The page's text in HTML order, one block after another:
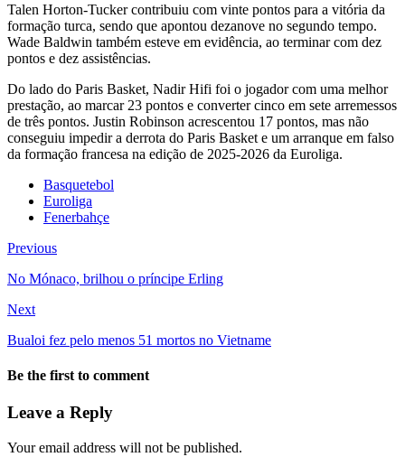
Talen Horton-Tucker contribuiu com vinte pontos para a vitória da
formação turca, sendo que apontou dezanove no segundo tempo.
Wade Baldwin também esteve em evidência, ao terminar com dez
pontos e dez assistências.
Do lado do Paris Basket, Nadir Hifi foi o jogador com uma melhor
prestação, ao marcar 23 pontos e converter cinco em sete arremessos
de três pontos. Justin Robinson acrescentou 17 pontos, mas não
conseguiu impedir a derrota do Paris Basket e um arranque em falso
da formação francesa na edição de 2025-2026 da Euroliga.
Basquetebol
Euroliga
Fenerbahçe
Previous
No Mónaco, brilhou o príncipe Erling
Next
Bualoi fez pelo menos 51 mortos no Vietname
Be the first to comment
Leave a Reply
Your email address will not be published.